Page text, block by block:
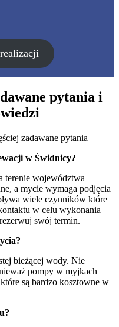
pytania i
zadawane pytania
w Świdnicy?
terenie województwa
a mycie wymaga podjęcia
wiele czynników które
w celu wykonania
swój termin.
bieżącej wody. Nie
pompy w myjkach
są bardzo kosztowne w